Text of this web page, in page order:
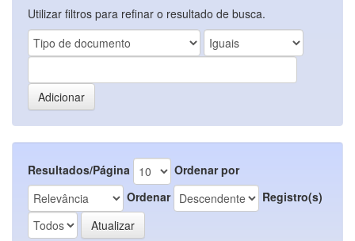
Utilizar filtros para refinar o resultado de busca.
Resultados/Página
Ordenar por
Ordenar
Registro(s)